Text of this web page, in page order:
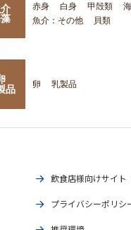
赤身 白身 甲殻類
魚介：その他
貝類
品
卵 乳製品
飲食店様向けサイト
プライバシーポリシ